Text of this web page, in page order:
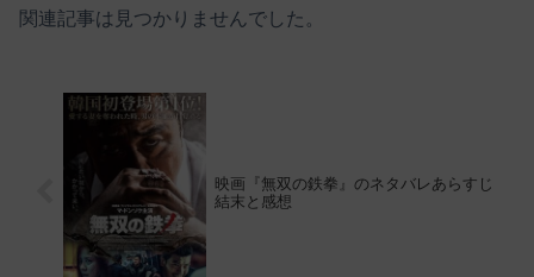
関連記事は見つかりませんでした。
映画『無双の鉄拳』のネタバレあらすじ
結末と感想